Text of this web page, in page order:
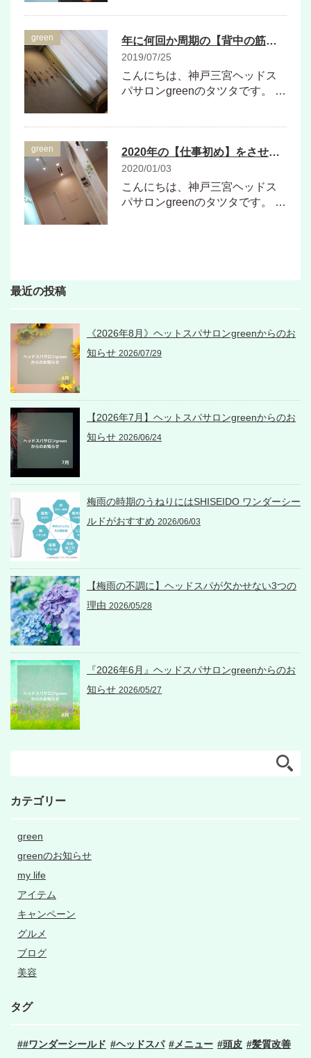
green 年に何回か周期の【背中の筋違え】を美活整体ユメカナでメンテナンス！
2019/07/25
こんにちは、神戸三宮ヘッドス
パサロンgreenのタツタです。 …
green 2020年の【仕事初め】をさせて頂きました
2020/01/03
こんにちは、神戸三宮ヘッドス
パサロンgreenのタツタです。 …
最近の投稿
《2026年8月》ヘットスパサロンgreenからのお
知らせ 2026/07/29
【2026年7月】ヘットスパサロンgreenからのお
知らせ 2026/06/24
梅雨の時期のうねりにはSHISEIDO ワンダーシー
ルドがおすすめ 2026/06/03
【梅雨の不調に】ヘッドスパが欠かせない3つの
理由 2026/05/28
『2026年6月』ヘッドスパサロンgreenからのお
知らせ 2026/05/27
カテゴリー
green
greenのお知らせ
my life
アイテム
キャンペーン
グルメ
ブログ
美容
タグ
#ワンダーシールド ヘッドスパ メニュー 頭皮 髪質改善